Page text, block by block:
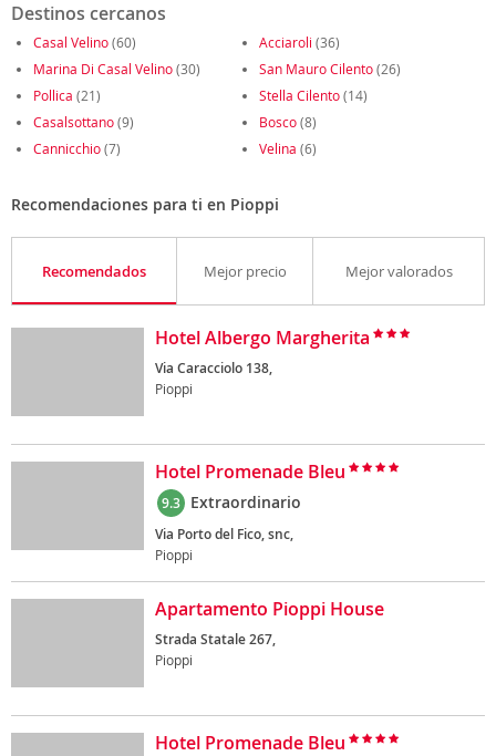
Destinos cercanos
Casal Velino(60) Acciaroli (36)
Marina Di Casal Velino(30) San Mauro Cilento(26)
Pollica (21) Stella Cilento(14)
Casalsottano(9) Bosco(8)
Cannicchio(7) Velina (6)
Recomendaciones para ti en Pioppi
Recomendados Mejor precio Mejor valorados
Hotel Albergo Margherita
Via Caracciolo 138,
Pioppi
Hotel Promenade Bleu
9.3 Extraordinario
Via Porto del Fico, snc,
Pioppi
Apartamento Pioppi House
Strada Statale 267,
Pioppi
Hotel Promenade Bleu